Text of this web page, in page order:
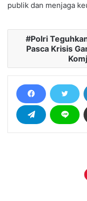
publik dan menjaga
Polri
Pasca Krisis